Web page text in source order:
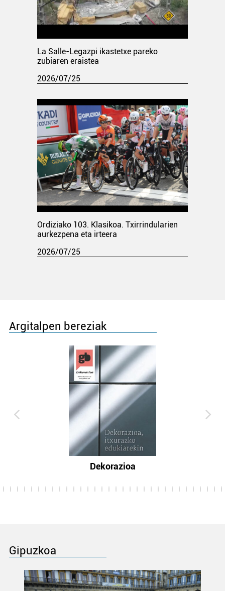
La Salle-Legazpi ikastetxe pareko
zubiaren eraistea
2026/07/25
Ordiziako 103. Klasikoa. Txirrindularien
aurkezpena eta irteera
2026/07/25
Argitalpen bereziak
Dekorazioa
Gipuzkoa